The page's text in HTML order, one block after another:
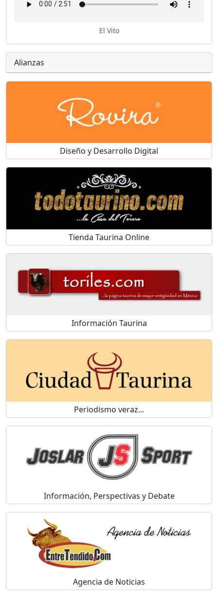
El Vito
Alianzas
Diseño y Desarrollo Digital
Tienda Taurina Online
Información Taurina
Periodismo veraz...
Información, Perspectivas y Debate
Agencia de Noticias